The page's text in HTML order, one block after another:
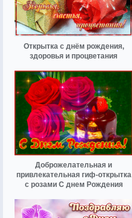
Открытка с днём рождения,
здоровья и процветания
Доброжелательная и
привлекательная гиф-открытка
с розами С днем Рождения